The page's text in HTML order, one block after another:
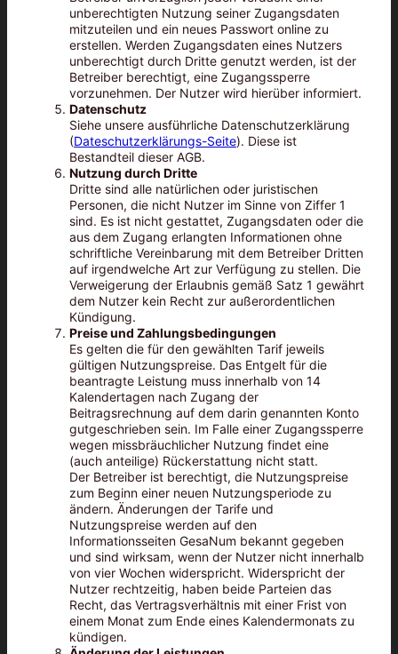
unberechtigten Nutzung seiner Zugangsdaten
mitzuteilen und ein neues Passwort online zu
erstellen. Werden Zugangsdaten eines Nutzers
unberechtigt durch Dritte genutzt werden, ist der
Betreiber berechtigt, eine Zugangssperre
vorzunehmen. Der Nutzer wird hierüber informiert.
Datenschutz
Siehe unsere ausführliche Datenschutzerklärung
(Dateschutzerklärungs-Seite). Diese ist
Bestandteil dieser AGB.
Nutzung durch Dritte
Dritte sind alle natürlichen oder juristischen
Personen, die nicht Nutzer im Sinne von Ziffer 1
sind. Es ist nicht gestattet, Zugangsdaten oder die
aus dem Zugang erlangten Informationen ohne
schriftliche Vereinbarung mit dem Betreiber Dritten
auf irgendwelche Art zur Verfügung zu stellen. Die
Verweigerung der Erlaubnis gemäß Satz 1 gewährt
dem Nutzer kein Recht zur außerordentlichen
Kündigung.
Preise und Zahlungsbedingungen
Es gelten die für den gewählten Tarif jeweils
gültigen Nutzungspreise. Das Entgelt für die
beantragte Leistung muss innerhalb von 14
Kalendertagen nach Zugang der
Beitragsrechnung auf dem darin genannten Konto
gutgeschrieben sein. Im Falle einer Zugangssperre
wegen missbräuchlicher Nutzung findet eine
(auch anteilige) Rückerstattung nicht statt.
Der Betreiber ist berechtigt, die Nutzungspreise
zum Beginn einer neuen Nutzungsperiode zu
ändern. Änderungen der Tarife und
Nutzungspreise werden auf den
Informationsseiten GesaNum bekannt gegeben
und sind wirksam, wenn der Nutzer nicht innerhalb
von vier Wochen widerspricht. Widerspricht der
Nutzer rechtzeitig, haben beide Parteien das
Recht, das Vertragsverhältnis mit einer Frist von
einem Monat zum Ende eines Kalendermonats zu
kündigen.